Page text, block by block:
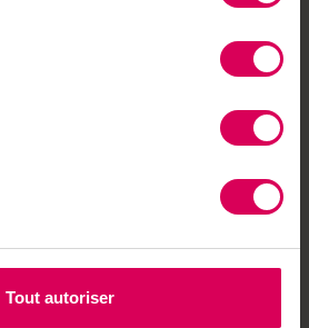
Tout autoriser
épopée oubliée refait
surface à l'heure du
L'initiative pour une
alimentation sûre entre